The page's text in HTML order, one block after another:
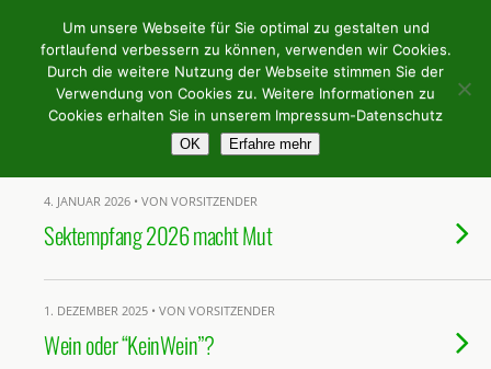
Weingilde Bergstrasse e.V.
Tags › Weinbau
4. JANUAR 2026 • VON VORSITZENDER
Sektempfang 2026 macht Mut
1. DEZEMBER 2025 • VON VORSITZENDER
Wein oder “KeinWein”?
Um unsere Webseite für Sie optimal zu gestalten und
fortlaufend verbessern zu können, verwenden wir Cookies.
Durch die weitere Nutzung der Webseite stimmen Sie der
Verwendung von Cookies zu. Weitere Informationen zu
Cookies erhalten Sie in unserem Impressum-Datenschutz
OK Erfahre mehr